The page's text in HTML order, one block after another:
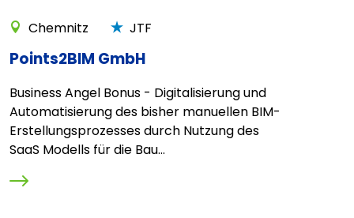
Chemnitz JTF
Points2BIM GmbH
Business Angel Bonus - Digitalisierung und
Automatisierung des bisher manuellen BIM-
Erstellungsprozesses durch Nutzung des
SaaS Modells für die Bau...